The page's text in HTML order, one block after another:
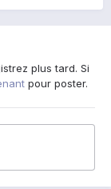
plus tard. Si
pour poster.